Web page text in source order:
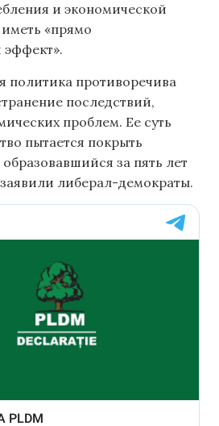
и экономической
«прямо
политика противоречива
последствий,
проблем. Ее суть
пытается покрыть
за пять лет
либерал-демократы.